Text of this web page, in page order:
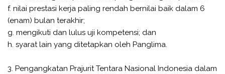
f. nilai prestasi kerja paling rendah bernilai baik dalam 6
(enam) bulan terakhir;
g. mengikuti dan lulus uji kompetensi; dan
h. syarat lain yang ditetapkan oleh Panglima.
3. Pengangkatan Prajurit Tentara Nasional Indonesia dalam